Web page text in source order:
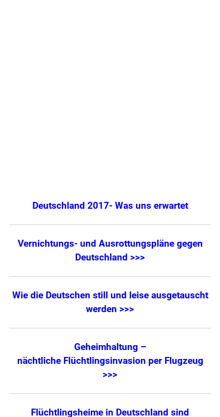
Deutschland 2017- Was uns erwartet
Vernichtungs- und Ausrottungspläne gegen
Deutschland >>>
Wie die Deutschen still und leise ausgetauscht
werden >>>
Geheimhaltung –
nächtliche Flüchtlingsinvasion per Flugzeug
>>>
Flüchtlingsheime in Deutschland sind